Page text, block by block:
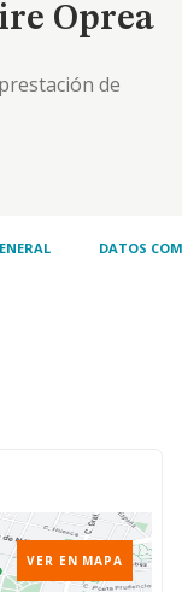
Oprea
de
y
y
o software,
de
revisiones de
DATOS
VER EN MAPA